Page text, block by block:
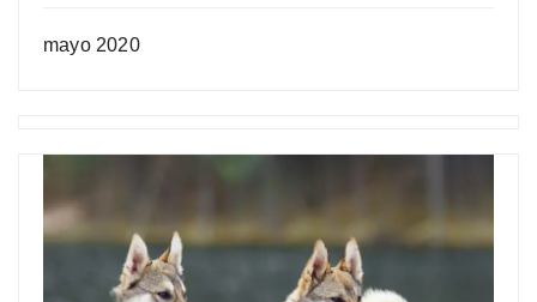
mayo 2020